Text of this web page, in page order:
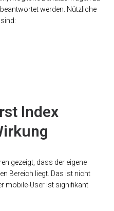
werden. Nützliche
Index
gezeigt, dass der eigene
Bereich liegt. Das ist nicht
mobile-User ist signifikant